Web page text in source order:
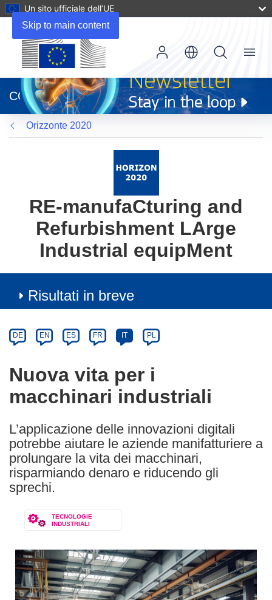
Skip to main content
Un sito ufficiale dell’UE
apre
in
una
nuova
finestra)
CORDIS
Menu
Orizzonte 2020
RE-manufaCturing and
Refurbishment LArge
Industrial equipMent
Risultati in breve
Category
Article
available
the
following
languages:
DE EN ES FR IT PL
Nuova vita per i
macchinari industriali
L’applicazione delle innovazioni digitali
potrebbe aiutare le aziende manifatturiere a
prolungare la vita dei macchinari,
risparmiando denaro e riducendo gli
sprechi.
TECNOLOGIE
INDUSTRIALI